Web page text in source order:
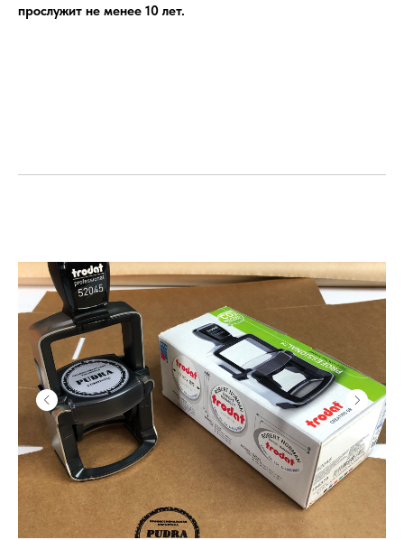
прослужит не менее 10 лет.